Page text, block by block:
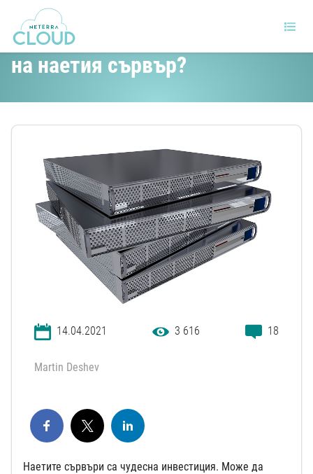
Как да подобрим сигурността
на наетия сървър?
14.04.2021 3 616 18
Martin Deshev
Наетите сървъри са чудесна инвестиция. Може да